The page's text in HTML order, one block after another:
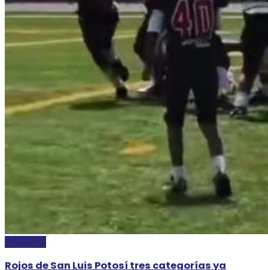
Rojos de San Luis Potosí tres categorías ya